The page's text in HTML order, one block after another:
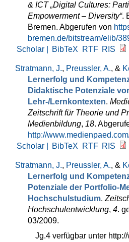
& ICT „Digital Cultures:
Empowerment – Diversity“.
Bremen. Abgerufen von
bremen.de/bitstream/elib/
Scholar |
BibTeX RTF RIS
Stratmann, J., Preussler, A., &
Lernerfolg und
Didaktische Potenziale
Lehr-/Lernkontexten.
Zeitschrift für Theorie und
Medienbildung, 18.
http://
Scholar |
BibTeX RTF RIS
Stratmann, J., Preussler, A., &
Lernerfolg und
Potenziale der Portfolio-
Hochschulstudium.
Hochschulentwicklung, 4.
03/2009.
Jg.4 verfügbar unter